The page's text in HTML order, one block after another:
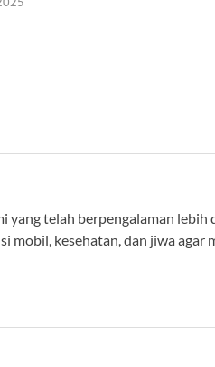
telah berpengalaman
kesehatan, dan jiwa